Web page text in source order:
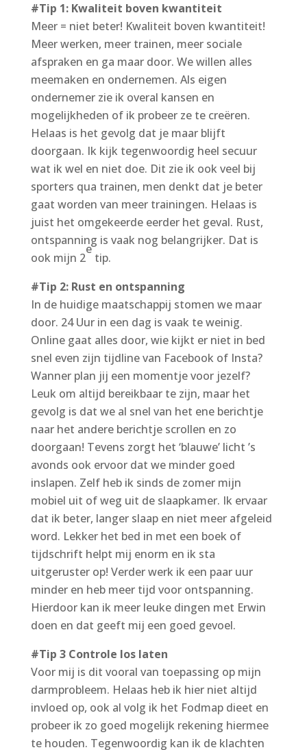
#Tip 1: Kwaliteit boven kwantiteit
Meer = niet beter! Kwaliteit boven kwantiteit!
Meer werken, meer trainen, meer sociale
afspraken en ga maar door. We willen alles
meemaken en ondernemen. Als eigen
ondernemer zie ik overal kansen en
mogelijkheden of ik probeer ze te creëren.
Helaas is het gevolg dat je maar blijft
doorgaan. Ik kijk tegenwoordig heel secuur
wat ik wel en niet doe. Dit zie ik ook veel bij
sporters qua trainen, men denkt dat je beter
gaat worden van meer trainingen. Helaas is
juist het omgekeerde eerder het geval. Rust,
ontspanning is vaak nog belangrijker. Dat is
ook mijn 2
e
tip.
#Tip 2: Rust en ontspanning
In de huidige maatschappij stomen we maar
door. 24 Uur in een dag is vaak te weinig.
Online gaat alles door, wie kijkt er niet in bed
snel even zijn tijdline van Facebook of Insta?
Wanner plan jij een momentje voor jezelf?
Leuk om altijd bereikbaar te zijn, maar het
gevolg is dat we al snel van het ene berichtje
naar het andere berichtje scrollen en zo
doorgaan! Tevens zorgt het ‘blauwe’ licht ’s
avonds ook ervoor dat we minder goed
inslapen. Zelf heb ik sinds de zomer mijn
mobiel uit of weg uit de slaapkamer. Ik ervaar
dat ik beter, langer slaap en niet meer afgeleid
word. Lekker het bed in met een boek of
tijdschrift helpt mij enorm en ik sta
uitgeruster op! Verder werk ik een paar uur
minder en heb meer tijd voor ontspanning.
Hierdoor kan ik meer leuke dingen met Erwin
doen en dat geeft mij een goed gevoel.
#Tip 3 Controle los laten
Voor mij is dit vooral van toepassing op mijn
darmprobleem. Helaas heb ik hier niet altijd
invloed op, ook al volg ik het Fodmap dieet en
probeer ik zo goed mogelijk rekening hiermee
te houden. Tegenwoordig kan ik de klachten